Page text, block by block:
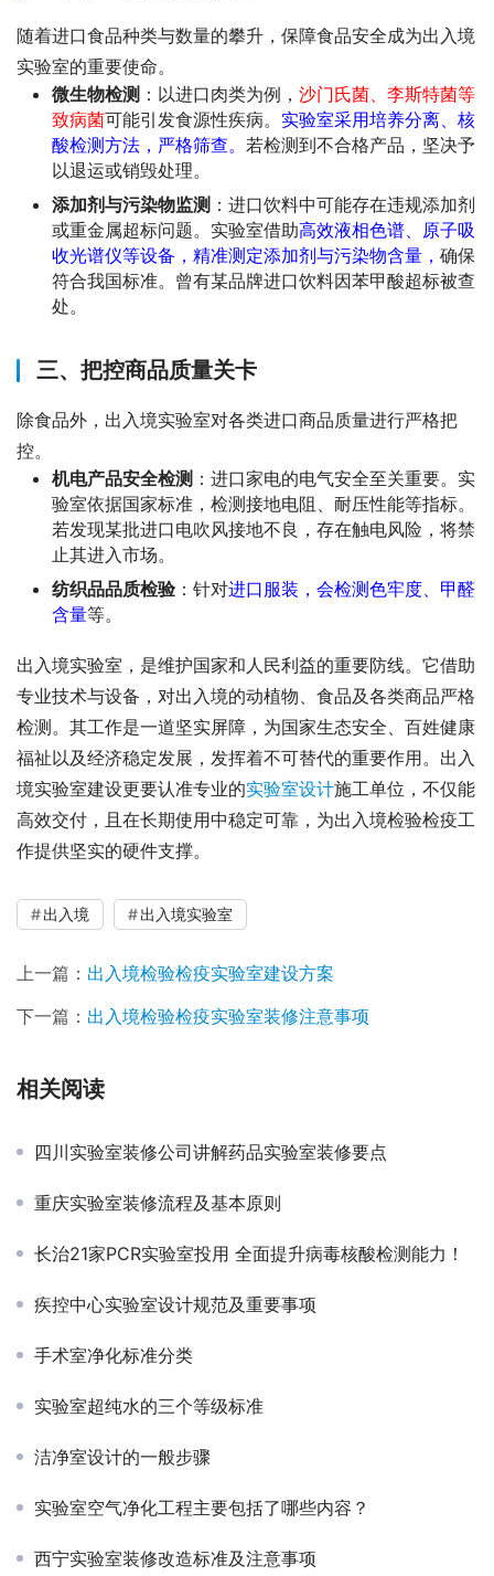
随着进口食品种类与数量的攀升，保障食品安全成为出入境
实验室的重要使命。
微生物检测 ：以进口肉类为例， 沙门氏菌、李斯特菌等
致病菌可能引发食源性疾病。 实验室采用培养分离、核
酸检测方法，严格筛查。 若检测到不合格产品，坚决予
以退运或销毁处理。
添加剂与污染物监测 ：进口饮料中可能存在违规添加剂
或重金属超标问题。实验室借助高效液相色谱、原子吸
收光谱仪等设备，精准测定添加剂与污染物含量， 确保
符合我国标准。曾有某品牌进口饮料因苯甲酸超标被查
处。
三、把控商品质量关卡
除食品外，出入境实验室对各类进口商品质量进行严格把
控。
机电产品安全检测 ：进口家电的电气安全至关重要。实
验室依据国家标准，检测接地电阻、耐压性能等指标。
若发现某批进口电吹风接地不良，存在触电风险，将禁
止其进入市场。
纺织品品质检验 ：针对进口服装，会检测色牢度、甲醛
含量等。
出入境实验室，是维护国家和人民利益的重要防线。它借助
专业技术与设备，对出入境的动植物、食品及各类商品严格
检测。其工作是一道坚实屏障，为国家生态安全、百姓健康
福祉以及经济稳定发展，发挥着不可替代的重要作用。出入
境实验室建设更要认准专业的实验室设计施工单位，不仅能
高效交付，且在长期使用中稳定可靠，为出入境检验检疫工
作提供坚实的硬件支撑。
出入境 出入境实验室
上一篇： 出入境检验检疫实验室建设方案
下一篇： 出入境检验检疫实验室装修注意事项
相关阅读
四川实验室装修公司讲解药品实验室装修要点
重庆实验室装修流程及基本原则
长治21家PCR实验室投用 全面提升病毒核酸检测能力！
疾控中心实验室设计规范及重要事项
手术室净化标准分类
实验室超纯水的三个等级标准
洁净室设计的一般步骤
实验室空气净化工程主要包括了哪些内容？
西宁实验室装修改造标准及注意事项